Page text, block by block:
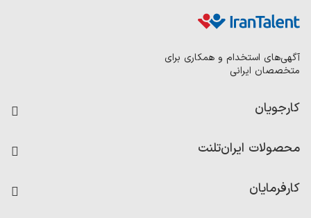
آگهی‌های استخدام و همکاری برای
متخصصان ایرانی
کارجویان
رزومه ساز
امتیاز شرکت‌ها
محصولات ایران‌تلنت
کارفرمایان